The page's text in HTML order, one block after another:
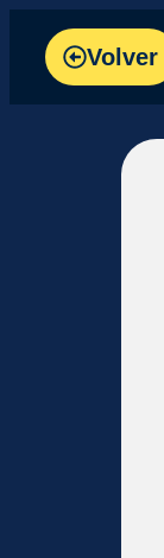
Volver